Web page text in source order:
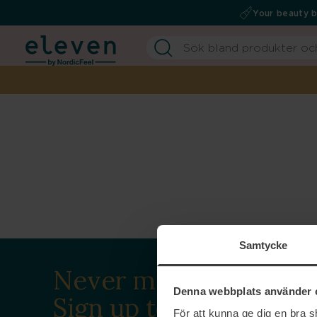
Samtycke
Denna webbplats använder
För att kunna ge dig en bra
Your beauty
Never miss a beat.
Sign up to our